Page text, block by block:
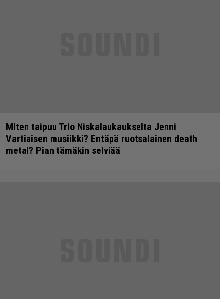
Miten taipuu Trio Niskalaukaukselta Jenni
Vartiaisen musiikki? Entäpä ruotsalainen death
metal? Pian tämäkin selviää